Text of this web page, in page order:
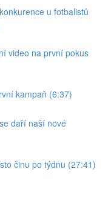
u fotbalistů
video na první pokus
kampaň (6:37)
daří naší nové
činu po týdnu (27:41)